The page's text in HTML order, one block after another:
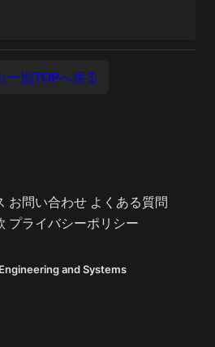
ー別TOPへ戻る
and Systems
お問い合わせ よくある質問
プライバシーポリシー